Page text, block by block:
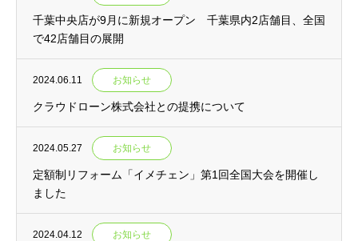
千葉中央店が9月に新規オープン 千葉県内2店舗目、全国
で42店舗目の展開
2024.06.11 お知らせ
クラウドローン株式会社との提携について
2024.05.27 お知らせ
定額制リフォーム「イメチェン」第1回全国大会を開催し
ました
2024.04.12 お知らせ